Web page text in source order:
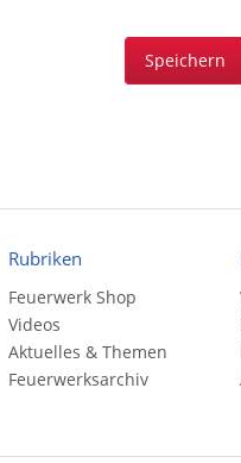
Speichern
Rubriken
Feuerwerk Shop
Videos
Aktuelles & Themen
Feuerwerksarchiv